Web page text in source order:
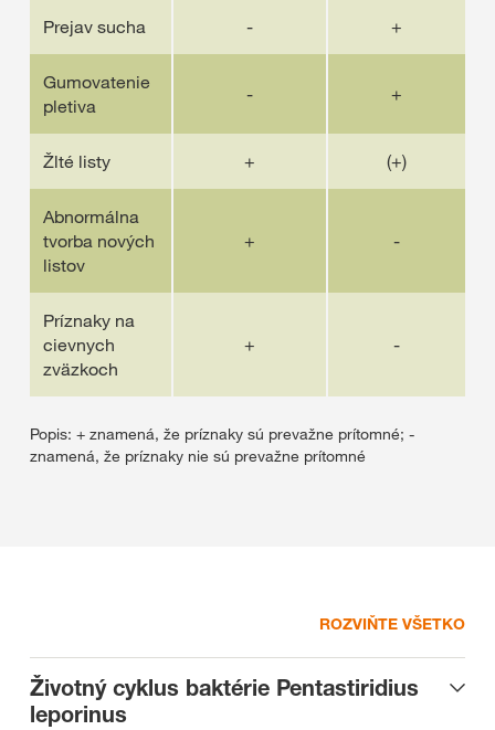
Prejav sucha - +
Gumovatenie
pletiva
- +
Žlté listy + (+)
Abnormálna
tvorba nových
listov
+ -
Príznaky na
cievnych
zväzkoch​
+ -
Popis: + znamená, že príznaky sú prevažne prítomné; -
znamená, že príznaky nie sú prevažne prítomné
ROZVIŇTE VŠETKO
Životný cyklus baktérie Pentastiridius
leporinus